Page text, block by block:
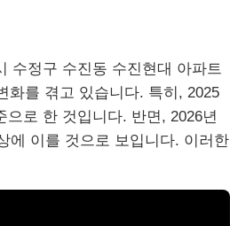
수정구 수진동 수진현대 아파트
화를 겪고 있습니다. 특히, 2025
로 한 것입니다. 반면, 2026년
에 이를 것으로 보입니다. 이러한